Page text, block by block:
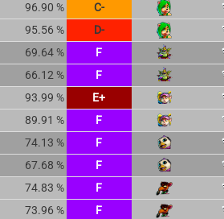
96.90 % C-
95.56 % D-
69.64 % F
66.12 % F
93.99 % E+
89.91 % F
74.13 % F
67.68 % F
74.83 % F
73.96 % F